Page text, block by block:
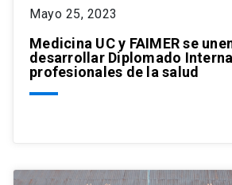
Mayo 25, 2023
Medicina UC y FAIMER se
desarrollar Diplomado
profesionales de la salud